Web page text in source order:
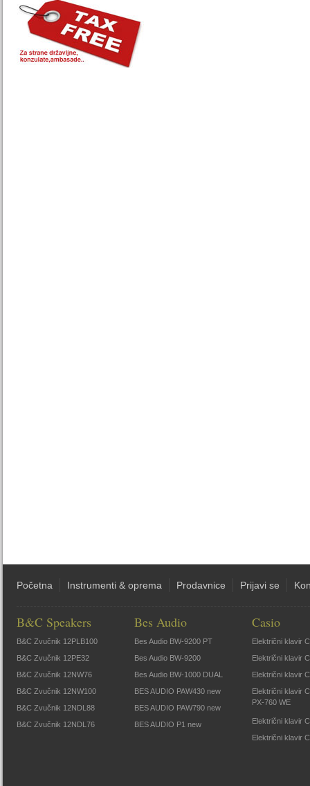
Početna Instrumenti & oprema Prodavnice Prijavi se
B&C Speakers
B&C Zvučnik 12PLB100
B&C Zvučnik 12PE32
B&C Zvučnik 12NW76
B&C Zvučnik 12NW100
B&C Zvučnik 12NDL88
B&C Zvučnik 12NDL76
Bes Audio
Bes Audio BW-9200 PT
Bes Audio BW-9200
Bes Audio BW-1000 DUAL
BES AUDIO PAW430 new
BES AUDIO PAW790 new
BES AUDIO P1 new
Casio
Električni klavir
Električni klavir
Električni klavir
Električni klavir
PX-760 WE
Električni klavir
Električni klavir